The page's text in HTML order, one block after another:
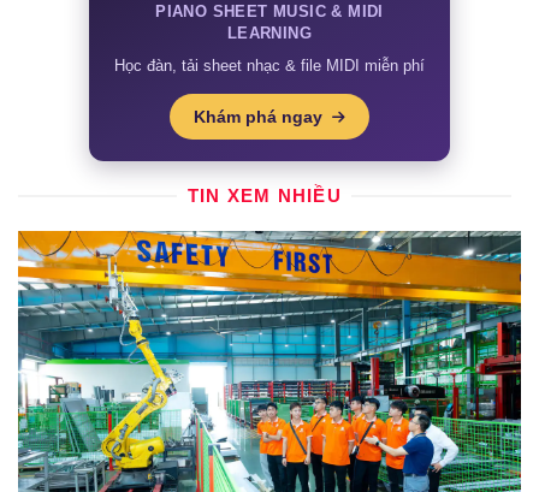
PIANO SHEET MUSIC & MIDI
LEARNING
Học đàn, tải sheet nhạc & file MIDI miễn phí
Khám phá ngay
TIN XEM NHIỀU